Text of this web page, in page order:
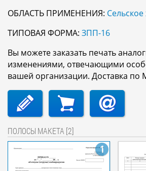
ОБЛАСТЬ ПРИМЕНЕНИЯ: Сельское
ТИПОВАЯ ФОРМА: ЗПП-16
Вы можете заказать печать
изменениями, отвечающими
вашей организации. Доставка по
ПОЛОСЫ МАКЕТА [2]
1